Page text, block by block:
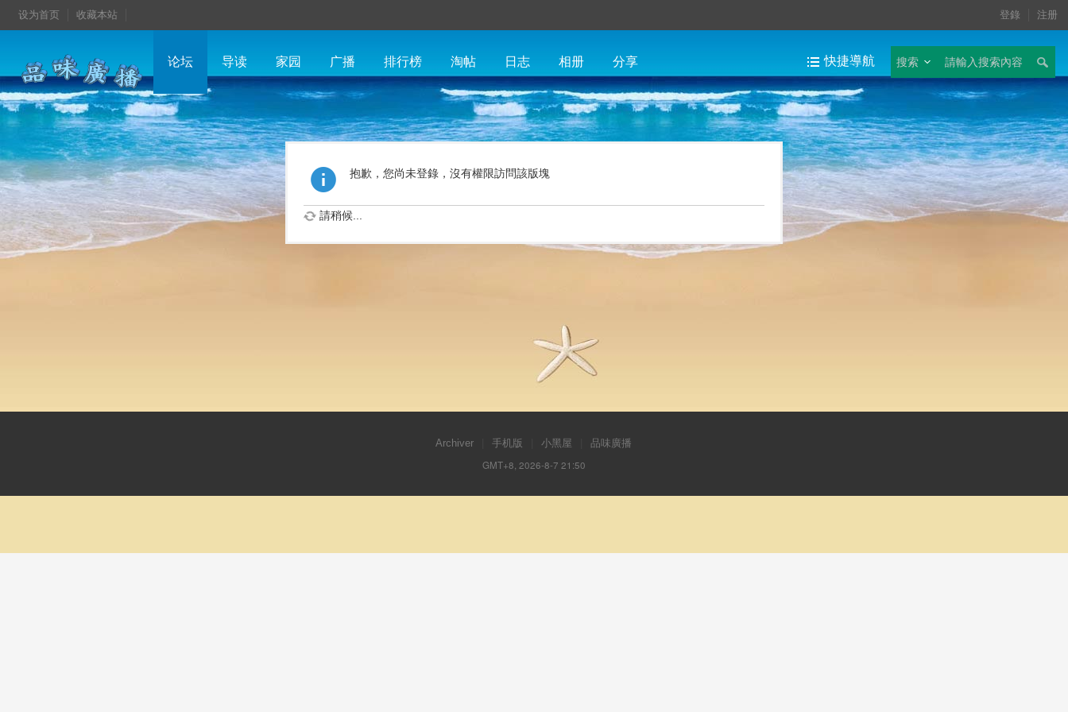
设为首页 收藏本站 登錄 注册
论坛 导读 家园 广播 排行榜 淘帖 日志 相册 分享 搜索
快捷導航
抱歉，您尚未登錄，沒有權限訪問該版塊
請稍候...
Archiver 手机版 小黑屋 品味廣播
GMT+8, 2026-8-7 21:50